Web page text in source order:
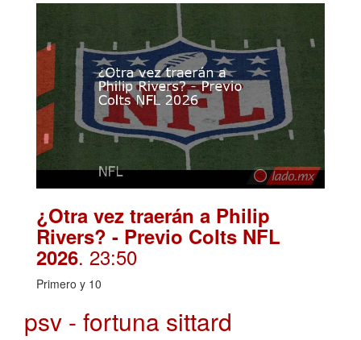
¿Otra vez traerán a Philip
Rivers? - Previo Colts NFL
2026. 23:50
Primero y 10
psv - fortuna sittard